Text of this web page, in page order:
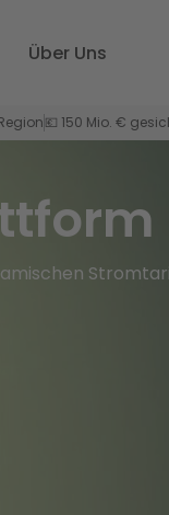
Über Uns
💶 150 Mio. €